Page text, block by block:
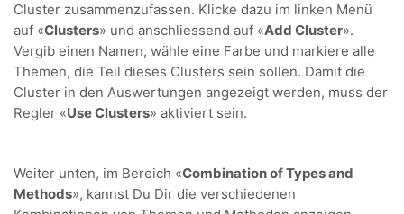
Cluster zusammenzufassen. Klicke dazu im linken Menü
auf «Clusters» und anschliessend auf «Add Cluster».
Vergib einen Namen, wähle eine Farbe und markiere alle
Themen, die Teil dieses Clusters sein sollen. Damit die
Cluster in den Auswertungen angezeigt werden, muss der
Regler «Use Clusters» aktiviert sein.
Weiter unten, im Bereich «Combination of Types and
Methods», kannst Du Dir die verschiedenen